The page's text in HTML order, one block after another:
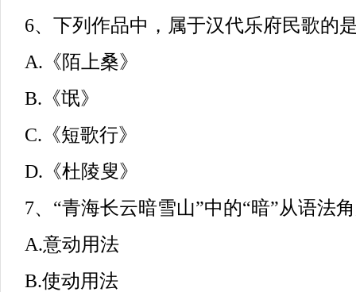
6、下列作品中，属于汉代乐府民歌的
A.《陌上桑》
B.《氓》
C.《短歌行》
D.《杜陵叟》
7、“青海长云暗雪山”中的“暗”从语法
A.意动用法
B.使动用法